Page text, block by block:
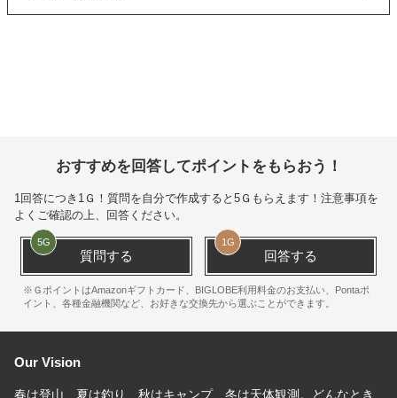
おすすめを回答してポイントをもらおう！
1回答につき 1Ｇ ！質問を自分で作成すると 5Ｇ もらえます！注意事項を
よくご確認の上、回答ください。
5G
質問する
1G
回答する
※ＧポイントはAmazonギフトカード、BIGLOBE利用料金のお支払い、Pontaポ
イント、各種金融機関など、お好きな交換先から選ぶことができます。
Our Vision
春は登山、夏は釣り、秋はキャンプ、冬は天体観測。どんなとき